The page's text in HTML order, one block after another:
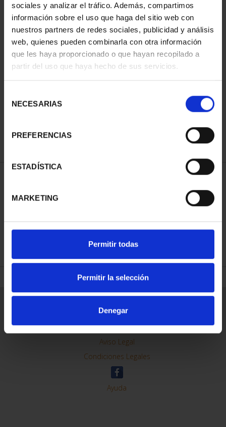
sociales y analizar el tráfico. Además, compartimos
información sobre el uso que haga del sitio web con
nuestros partners de redes sociales, publicidad y análisis
web, quienes pueden combinarla con otra información
que les haya proporcionado o que hayan recopilado a
partir del uso que haya hecho de sus servicios.
NECESARIAS
PREFERENCIAS
ESTADÍSTICA
MARKETING
Permitir todas
Permitir la selección
Denegar
€140.00
REFINE
Contacto
Preguntas Frequentes (FAQs)
Aviso Legal
Condiciones Legales
Ayuda